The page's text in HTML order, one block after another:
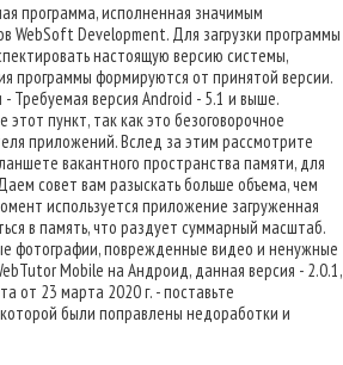
программа, исполненная значимым
WebSoft Development. Для загрузки программы
настоящую версию системы,
программы формируются от принятой версии.
Требуемая версия Android - 5.1 и выше.
пункт, так как это безоговорочное
приложений. Вслед за этим рассмотрите
вакантного пространства памяти, для
совет вам разыскать больше объема, чем
используется приложение загруженная
в память, что раздует суммарный масштаб.
фотографии, поврежденные видео и ненужные
Mobile на Андроид, данная версия - 2.0.1,
от 23 марта 2020 г. - поставьте
были поправлены недоработки и